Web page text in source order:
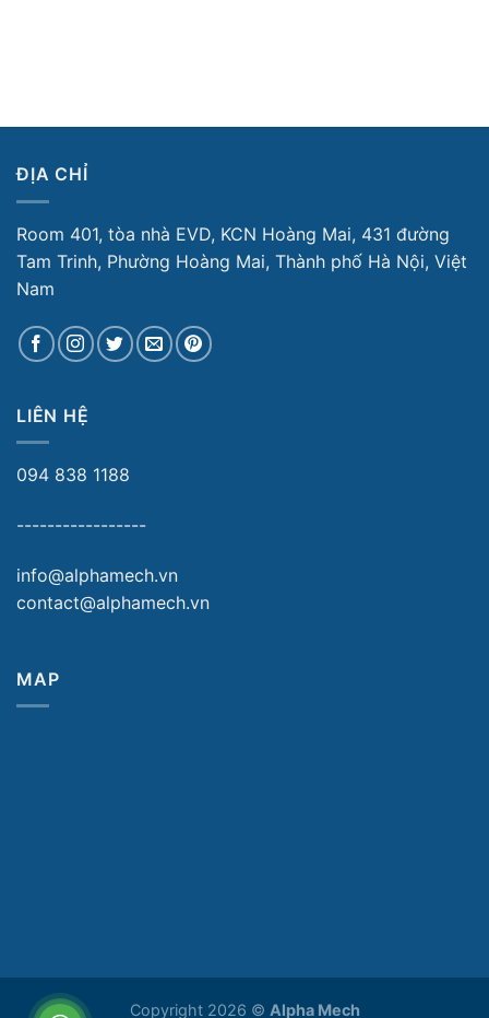
ĐỊA CHỈ
Room 401, tòa nhà EVD, KCN Hoàng Mai, 431 đường
Tam Trinh, Phường Hoàng Mai, Thành phố Hà Nội, Việt
Nam
LIÊN HỆ
094 838 1188
-----------------
info@alphamech.vn
contact@alphamech.vn
MAP
Copyright 2026 © Alpha Mech